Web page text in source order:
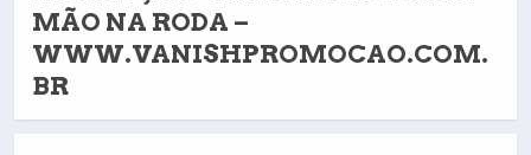
MÃO NA RODA –
WWW.VANISHPROMOCAO.COM.
BR